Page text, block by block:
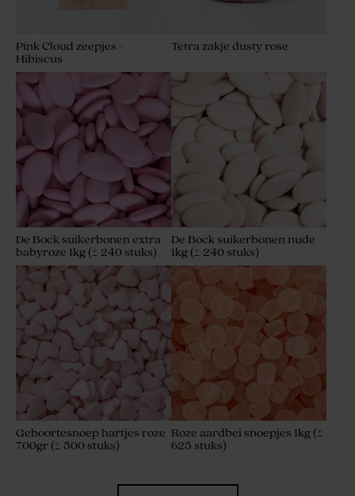
Pink Cloud zeepjes -
Hibiscus
Tetra zakje dusty rose
De Bock suikerbonen extra
babyroze 1kg (± 240 stuks)
De Bock suikerbonen nude
1kg (± 240 stuks)
Geboortesnoep hartjes roze
700gr (± 500 stuks)
Roze aardbei snoepjes 1kg (±
625 stuks)